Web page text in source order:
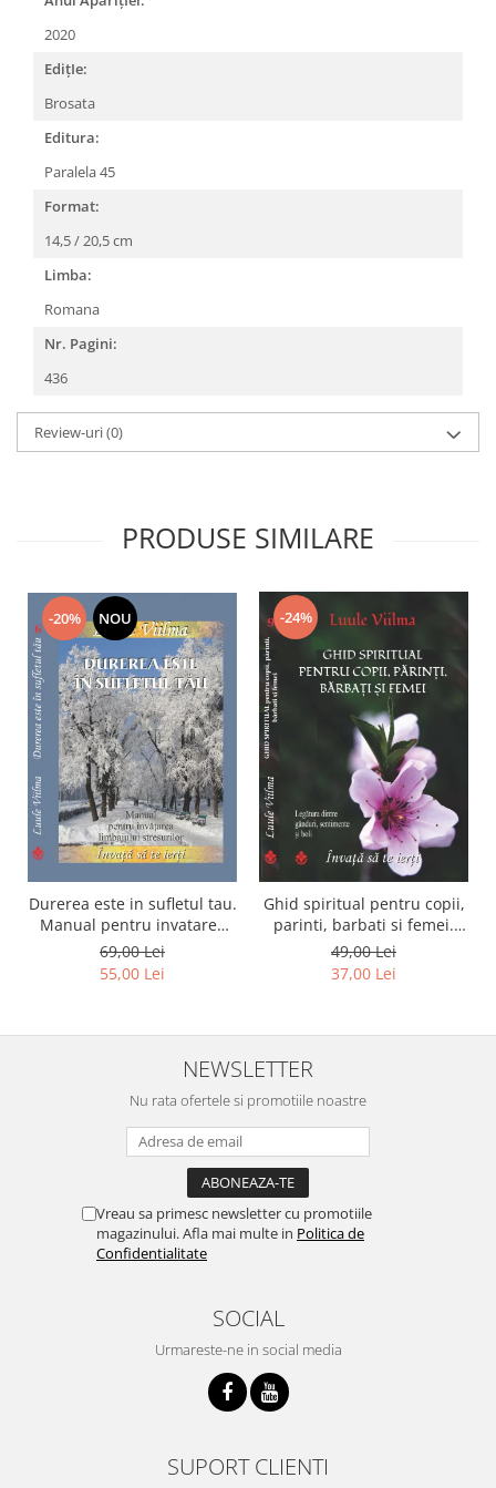
2020
EdițIe:
Brosata
Editura:
Paralela 45
Format:
14,5 / 20,5 cm
Limba:
Romana
Nr. Pagini:
436
Review-uri(0)
PRODUSE SIMILARE
-20% NOU
Durerea este in sufletul tau.
Manual pentru invatarea
limbajului stresurilor Seria
Invata sa te Ierti Luule
69,00 Lei
55,00 Lei
-24%
Ghid spiritual pentru copii,
parinti, barbati si femei.
Seria Invata sa te ierti.
Luule Viilma
49,00 Lei
37,00 Lei
NEWSLETTER
Nu rata ofertele si promotiile noastre
Vreau sa primesc newsletter cu promotiile
magazinului. Afla mai multe in Politica de
Confidentialitate
SOCIAL
Urmareste-ne in social media
SUPORT CLIENTI